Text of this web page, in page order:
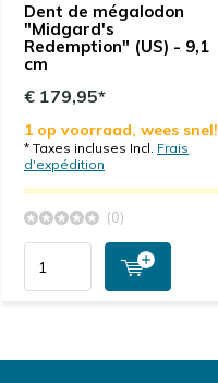
Dent de mégalodon
"Midgard's
Redemption" (US) - 9,1
cm
€ 179,95*
1 op voorraad, wees snel!
* Taxes incluses Incl. Frais
d'expédition
(0)